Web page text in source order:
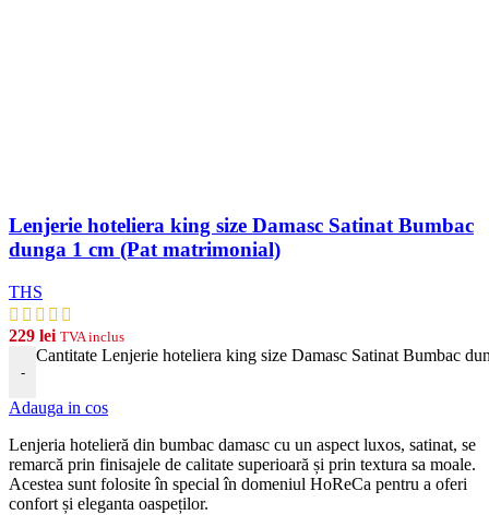
Lenjerie hoteliera king size Damasc Satinat Bumbac
dunga 1 cm (Pat matrimonial)
THS
229 lei TVA inclus
-
Cantitate Lenjerie hoteliera king size Damasc Satinat Bumbac
Adauga in cos
Lenjeria hotelieră din bumbac damasc cu un aspect luxos, satinat, se
remarcă prin finisajele de calitate superioară și prin textura sa moale.
Acestea sunt folosite în special în domeniul HoReCa pentru a oferi
confort și eleganta oaspeților.